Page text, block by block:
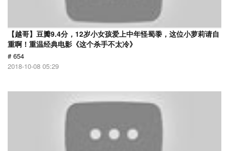
【越哥】豆瓣9.4分，12岁小女孩爱上中年怪蜀黍，这位小萝莉请自
重啊！重温经典电影《这个杀手不太冷》
# 654
2018-10-08 05:29